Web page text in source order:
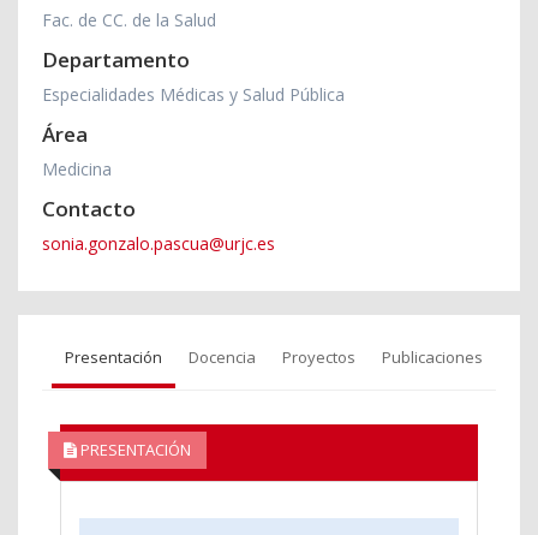
Fac. de CC. de la Salud
Departamento
Especialidades Médicas y Salud Pública
Área
Medicina
Contacto
sonia.gonzalo.pascua@urjc.es
Presentación Docencia Proyectos Publicaciones
PRESENTACIÓN